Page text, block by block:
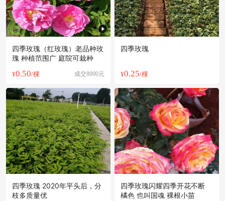
四季玫瑰（红玫瑰）老品种玫
瑰 种植范围广 庭院可栽种
¥0.50/棵 成交8000元
四季玫瑰
¥0.25/棵
四季玫瑰 2020年平头后，分
枝多质量优
四季玫瑰闪耀四季开花不断
橘色 也叫国魂 裸根小苗